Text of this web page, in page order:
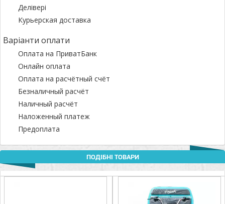
Делівері
Курьерская доставка
Варіанти оплати
Оплата на ПриватБанк
Онлайн оплата
Оплата на расчётный счёт
Безналичный расчёт
Наличный расчёт
Наложенный платеж
Предоплата
ПОДІБНІ ТОВАРИ